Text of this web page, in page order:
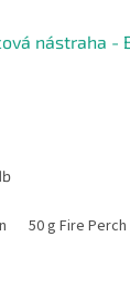
Shadow
nástraha -
50 g Fire Perch